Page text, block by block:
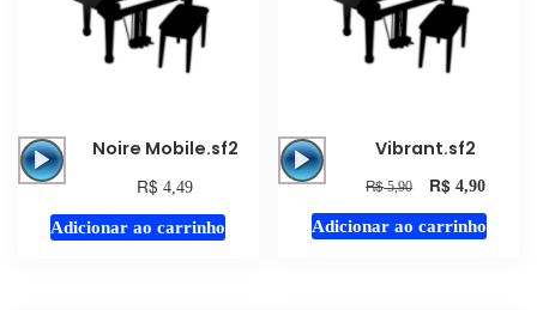
Tocador
áudio
Noire Mobile.sf2
R$ 4,49
Adicionar ao carrinho
Tocador
áudio
Vibrant.sf2
R$5,90 R$ 4,90
Adicionar ao carrinho